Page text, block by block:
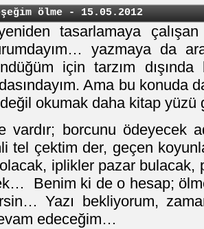
ölme - 15.05.2012
tasarlamaya
yazmaya da
için tarzım
Ama bu konuda
okumak daha kitap yüzü
vardır; borcunu ödeyecek
tel çektim der, geçen
iplikler pazar bulacak,
Benim ki de o hesap;
Yazı bekliyorum,
edeceğim…